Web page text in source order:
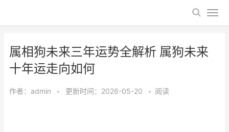
属相狗未来三年运势全解析 属狗未来
十年运走向如何
作者： admin • 更新时间：2026-05-20 • 阅读